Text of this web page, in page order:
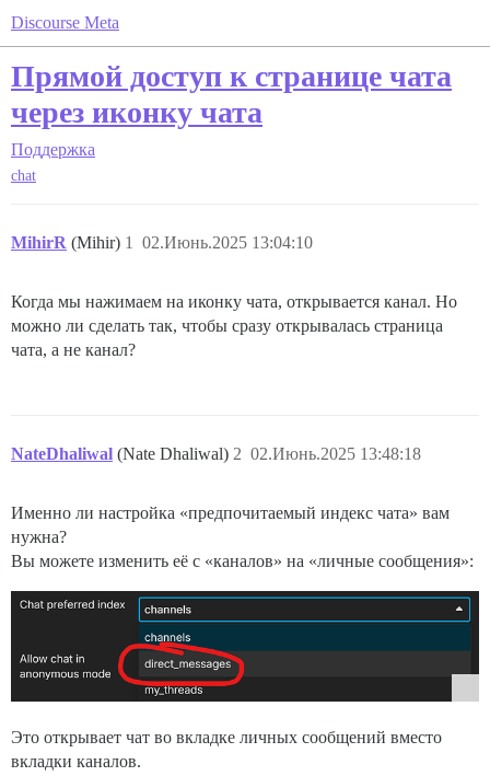
Discourse Meta
Прямой доступ к странице чата
через иконку чата
Поддержка
chat
MihirR (Mihir) 02.Июнь.2025 13:04:10
1
Когда мы нажимаем на иконку чата, открывается канал. Но
можно ли сделать так, чтобы сразу открывалась страница
чата, а не канал?
NateDhaliwal (Nate Dhaliwal) 02.Июнь.2025 13:48:18
2
Именно ли настройка «предпочитаемый индекс чата» вам
нужна?
Вы можете изменить её с «каналов» на «личные сообщения»:
Это открывает чат во вкладке личных сообщений вместо
вкладки каналов.